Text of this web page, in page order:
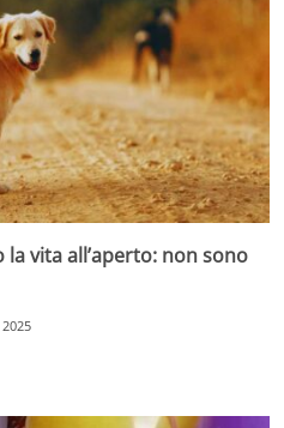
la vita all’aperto: non sono